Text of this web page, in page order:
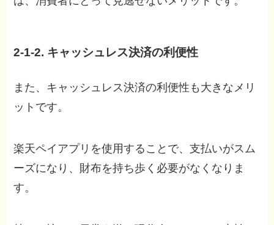
2-1-2. キャッシュレス決済の利便性
また、キャッシュレス決済の利便性も大きなメリ
ットです。
楽天ペイアプリを使用することで、支払いがスム
ーズになり、財布を持ち歩く必要がなくなりま
す。